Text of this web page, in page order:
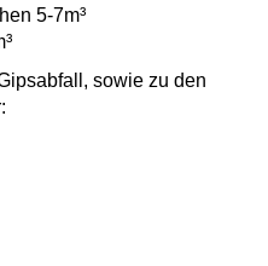
5-7m³
sowie zu den